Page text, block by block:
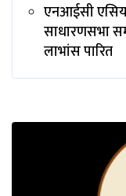
एनआईसी
साधारणसभा
लाभांस पारित